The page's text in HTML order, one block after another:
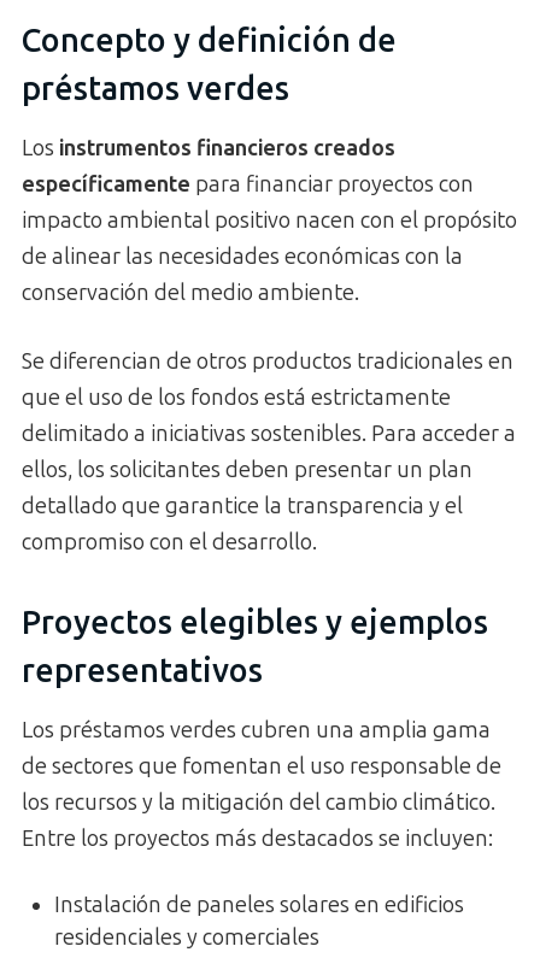
Concepto y definición de
préstamos verdes
Los instrumentos financieros creados
específicamente para financiar proyectos con
impacto ambiental positivo nacen con el propósito
de alinear las necesidades económicas con la
conservación del medio ambiente.
Se diferencian de otros productos tradicionales en
que el uso de los fondos está estrictamente
delimitado a iniciativas sostenibles. Para acceder a
ellos, los solicitantes deben presentar un plan
detallado que garantice la transparencia y el
compromiso con el desarrollo.
Proyectos elegibles y ejemplos
representativos
Los préstamos verdes cubren una amplia gama
de sectores que fomentan el uso responsable de
los recursos y la mitigación del cambio climático.
Entre los proyectos más destacados se incluyen:
Instalación de paneles solares en edificios
residenciales y comerciales